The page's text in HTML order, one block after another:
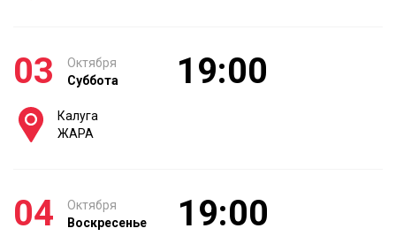
03
Октября
Суббота
19:00
Калуга
ЖАРА
04
Октября
Воскресенье
19:00